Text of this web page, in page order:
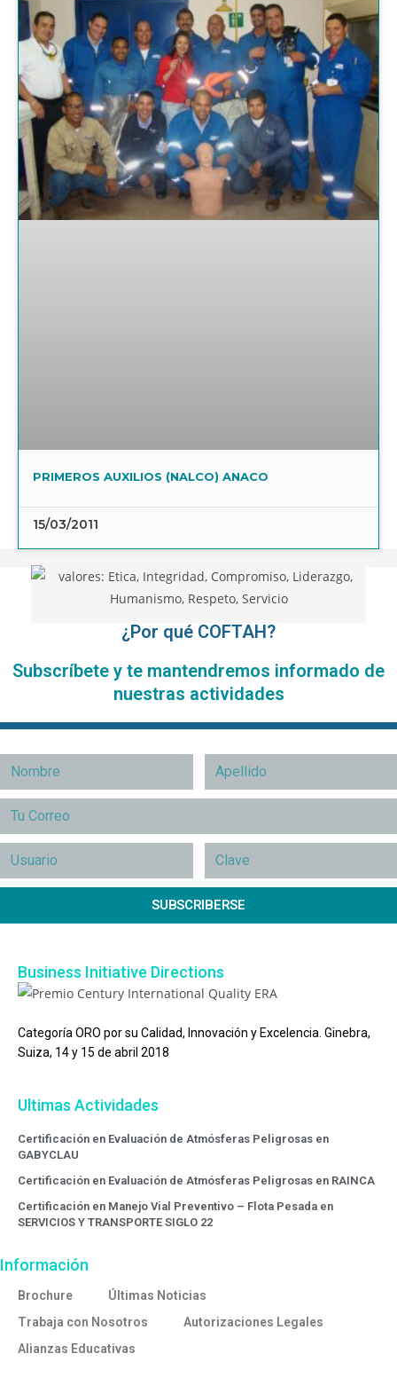
PRIMEROS AUXILIOS (NALCO) ANACO
15/03/2011
¿Por qué COFTAH?
Subscríbete y te mantendremos informado de
nuestras actividades
SUBSCRIBERSE
Business Initiative Directions
Categoría ORO por su Calidad, Innovación y Excelencia. Ginebra,
Suiza, 14 y 15 de abril 2018
Ultimas Actividades
Certificación en Evaluación de Atmósferas Peligrosas en
GABYCLAU
Certificación en Evaluación de Atmósferas Peligrosas en RAINCA
Certificación en Manejo Vial Preventivo – Flota Pesada en
SERVICIOS Y TRANSPORTE SIGLO 22
Información
Brochure
Últimas Noticias
Trabaja con Nosotros
Autorizaciones Legales
Alianzas Educativas